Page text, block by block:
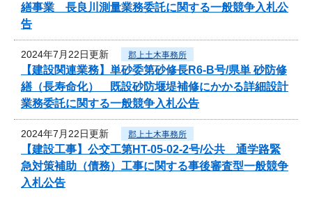
繕事業 長良川測量業務委託に関する一般競争入札公
告
2024年7月22日更新 郡上土木事務所
【建設関連業務】単砂委第砂修長R6-B号/県単 砂防修
繕（長寿命化） 既設砂防堰堤補修にかかる詳細設計
業務委託に関する一般競争入札公告
2024年7月22日更新 郡上土木事務所
【建設工事】公交工第HT-05-02-2号/公共 通学路緊
急対策補助（債務）工事に関する事後審査型一般競争
入札公告